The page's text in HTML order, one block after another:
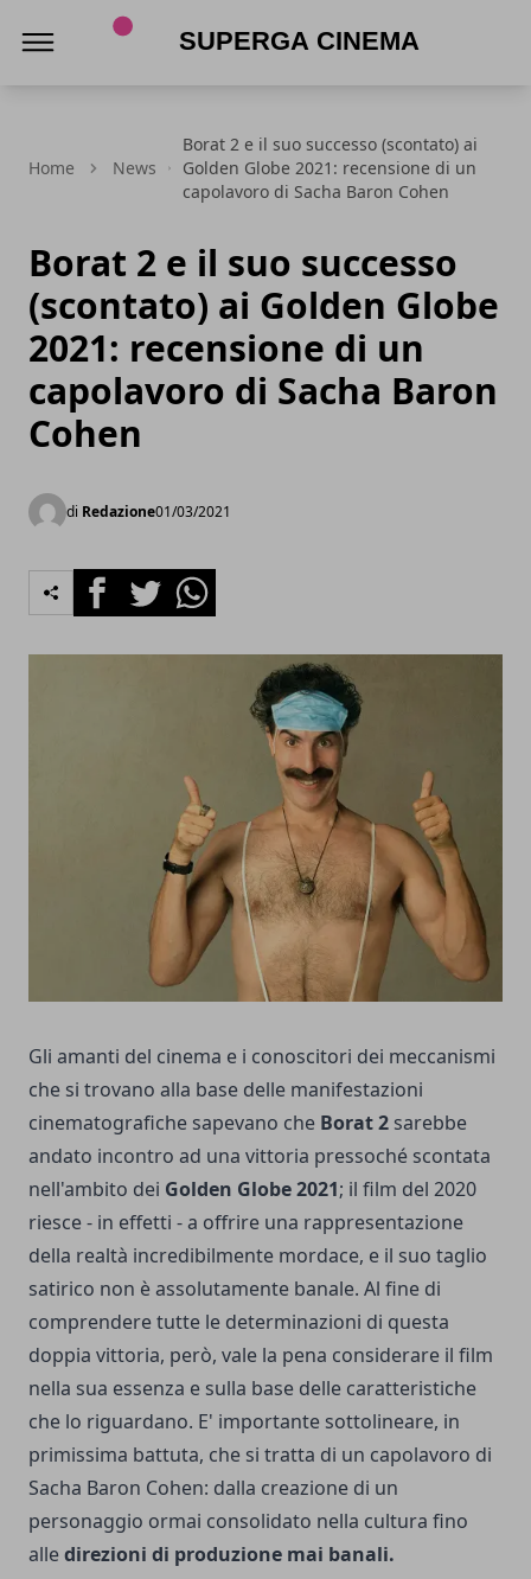
Home News
Borat 2 e il suo successo (scontato) ai
Golden Globe 2021: recensione di un
capolavoro di Sacha Baron Cohen
Borat 2 e il suo successo
(scontato) ai Golden Globe
2021: recensione di un
capolavoro di Sacha Baron
Cohen
di Redazione01/03/2021
FacebookTwitterWhatsapp
Gli amanti del cinema e i conoscitori dei meccanismi
che si trovano alla base delle manifestazioni
cinematografiche sapevano che Borat 2 sarebbe
andato incontro ad una vittoria pressoché scontata
nell'ambito dei Golden Globe 2021; il film del 2020
riesce - in effetti - a offrire una rappresentazione
della realtà incredibilmente mordace, e il suo taglio
satirico non è assolutamente banale. Al fine di
comprendere tutte le determinazioni di questa
doppia vittoria, però, vale la pena considerare il film
nella sua essenza e sulla base delle caratteristiche
che lo riguardano. E' importante sottolineare, in
primissima battuta, che si tratta di un capolavoro di
Sacha Baron Cohen: dalla creazione di un
personaggio ormai consolidato nella cultura fino
alledirezioni di produzione mai banali.